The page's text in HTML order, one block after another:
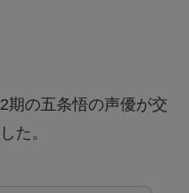
期の五条悟の声優が交
た。